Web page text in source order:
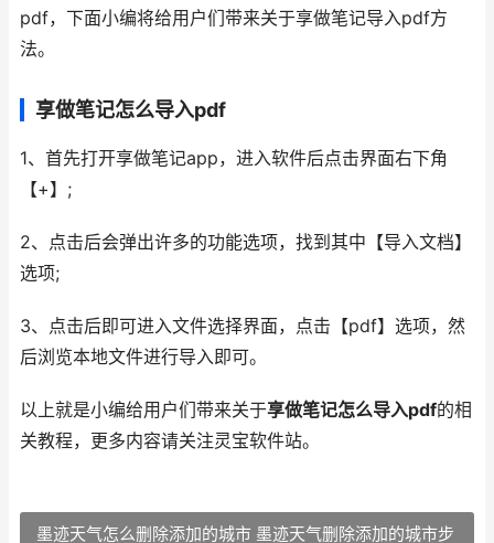
pdf，下面小编将给用户们带来关于享做笔记导入pdf方
法。
享做笔记怎么导入pdf
1、首先打开享做笔记app，进入软件后点击界面右下角
【+】;
2、点击后会弹出许多的功能选项，找到其中【导入文档】
选项;
3、点击后即可进入文件选择界面，点击【pdf】选项，然
后浏览本地文件进行导入即可。
以上就是小编给用户们带来关于享做笔记怎么导入pdf的相
关教程，更多内容请关注灵宝软件站。
墨迹天气怎么删除添加的城市 墨迹天气删除添加的城市步